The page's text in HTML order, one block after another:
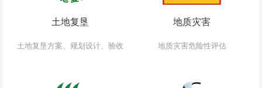
土地复垦
土地复垦方案、规划设计、验收
地质灾害
地质灾害危险性评估